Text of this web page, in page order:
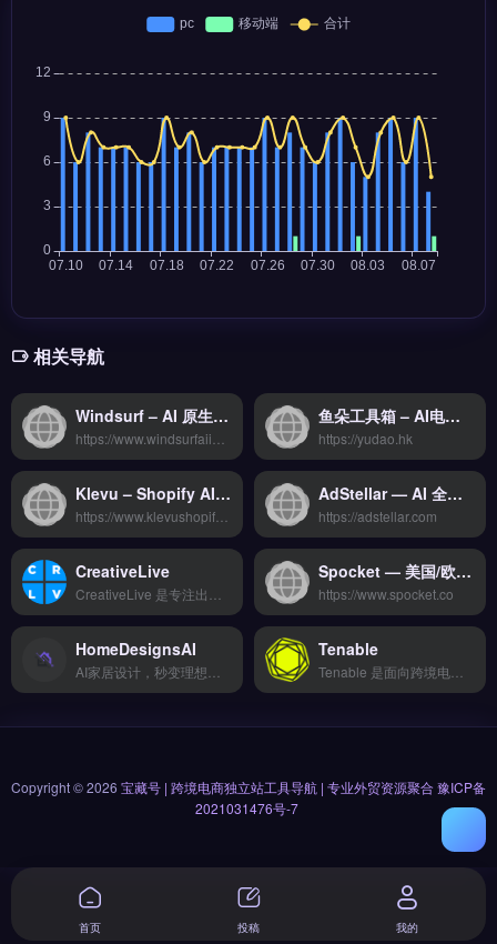
相关导航
Windsurf – AI 原生 IDE 新势力 Codeium 旗舰升级 | 高返佣AI工具 鱼朵工具箱 – AI电商视觉创作平台
https://yudao.hk
Klevu – Shopify AI 智能搜索与个性化推荐引擎 | 高返佣AI工具 AdStellar — AI 全链路广告创意生成与投放平台
https://adstellar.com
CreativeLive Spocket — 美国/欧盟Dropshipping快速发货货源平台
https://www.spocket.co
HomeDesignsAI Tenable
Copyright © 2026 宝藏号 | 跨境电商独立站工具导航 | 专业外贸资源聚合豫ICP备
2021031476号-7
首页 投稿 我的